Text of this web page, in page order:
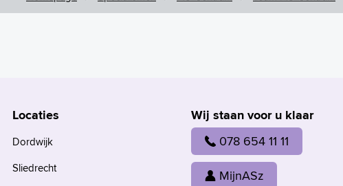
Wij staan voor u klaar
078 654 11 11
MijnASz
Locaties
Dordwijk
Sliedrecht